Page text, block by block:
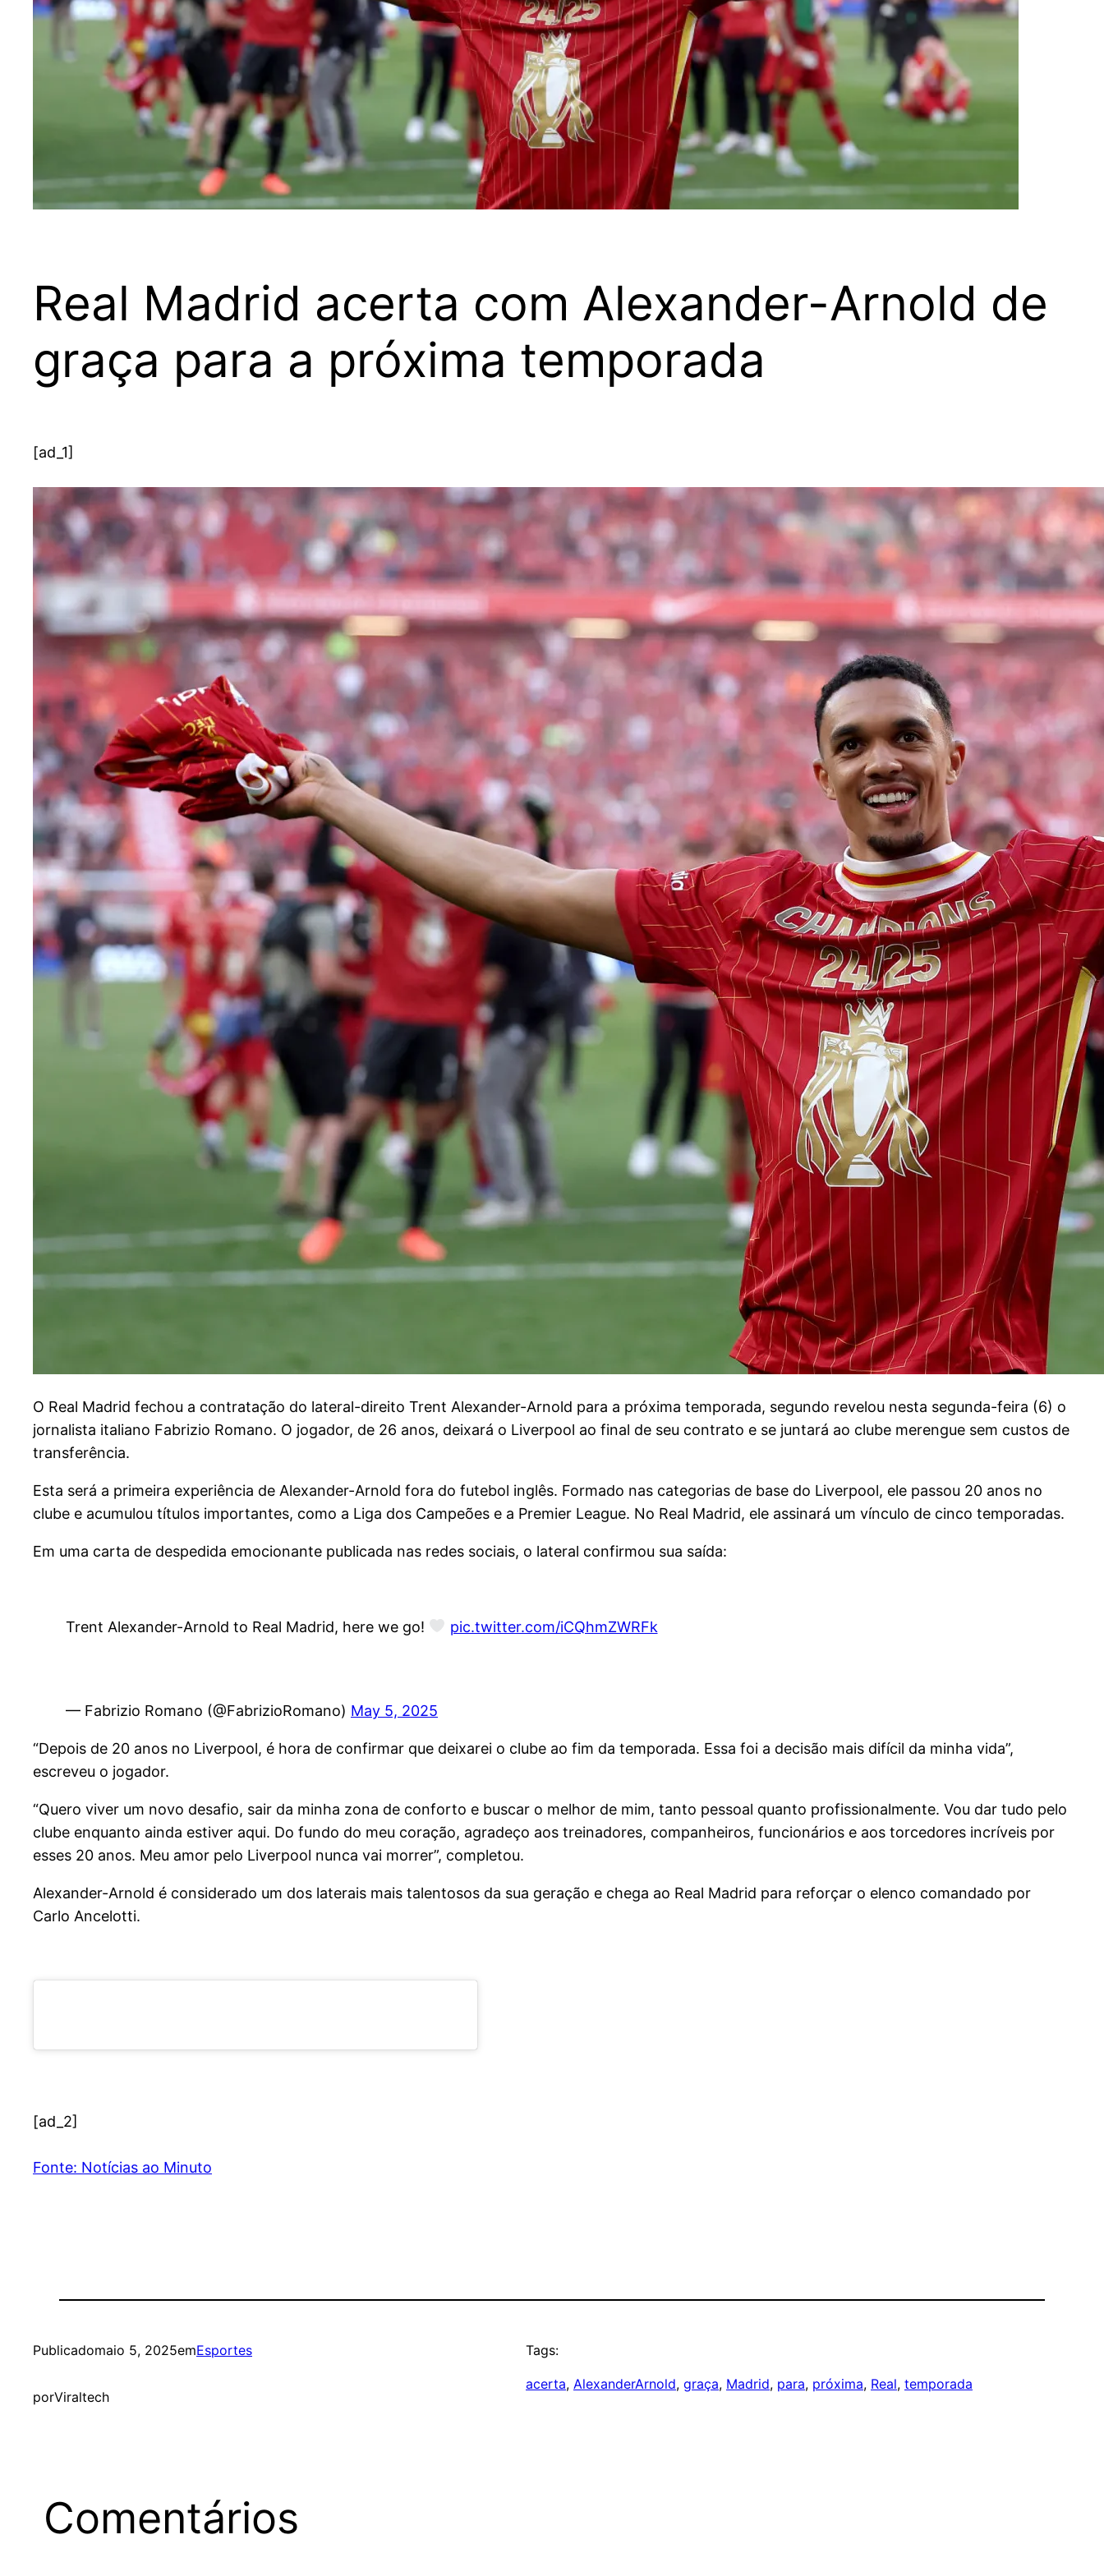
Real Madrid acerta com Alexander-Arnold de
graça para a próxima temporada
[ad_1]
O Real Madrid fechou a contratação do lateral-direito Trent Alexander-Arnold para a próxima temporada, segundo revelou nesta segunda-feira (6) o
jornalista italiano Fabrizio Romano. O jogador, de 26 anos, deixará o Liverpool ao final de seu contrato e se juntará ao clube merengue sem custos de
transferência.
Esta será a primeira experiência de Alexander-Arnold fora do futebol inglês. Formado nas categorias de base do Liverpool, ele passou 20 anos no
clube e acumulou títulos importantes, como a Liga dos Campeões e a Premier League. No Real Madrid, ele assinará um vínculo de cinco temporadas.
Em uma carta de despedida emocionante publicada nas redes sociais, o lateral confirmou sua saída:
Trent Alexander-Arnold to Real Madrid, here we go! pic.twitter.com/iCQhmZWRFk
— Fabrizio Romano (@FabrizioRomano) May 5, 2025
“Depois de 20 anos no Liverpool, é hora de confirmar que deixarei o clube ao fim da temporada. Essa foi a decisão mais difícil da minha vida”,
escreveu o jogador.
“Quero viver um novo desafio, sair da minha zona de conforto e buscar o melhor de mim, tanto pessoal quanto profissionalmente. Vou dar tudo pelo
clube enquanto ainda estiver aqui. Do fundo do meu coração, agradeço aos treinadores, companheiros, funcionários e aos torcedores incríveis por
esses 20 anos. Meu amor pelo Liverpool nunca vai morrer”, completou.
Alexander-Arnold é considerado um dos laterais mais talentosos da sua geração e chega ao Real Madrid para reforçar o elenco comandado por
Carlo Ancelotti.
[ad_2]
Fonte: Notícias ao Minuto
Publicadomaio 5, 2025emEsportes
porViraltech
Tags:
acerta, AlexanderArnold, graça, Madrid, para, próxima, Real, temporada
Comentários